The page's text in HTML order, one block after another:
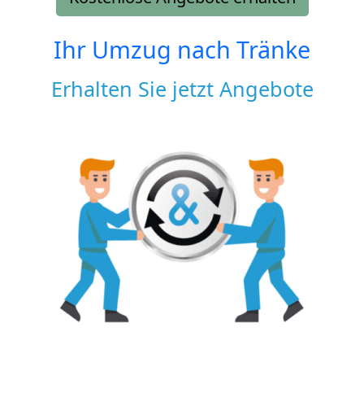
Ihr Umzug nach Tränke
Erhalten Sie jetzt Angebote